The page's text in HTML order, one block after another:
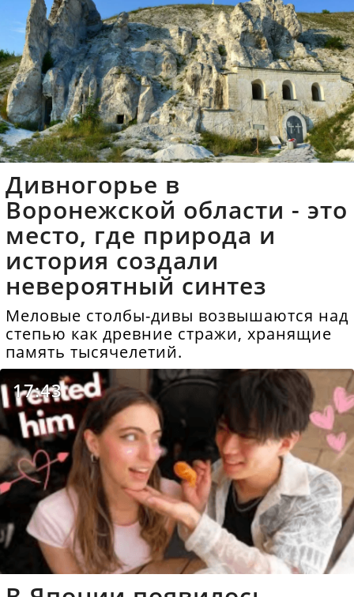
Дивногорье в
Воронежской области - это
место, где природа и
история создали
невероятный синтез
Меловые столбы-дивы возвышаются над
степью как древние стражи, хранящие
память тысячелетий.
17:43